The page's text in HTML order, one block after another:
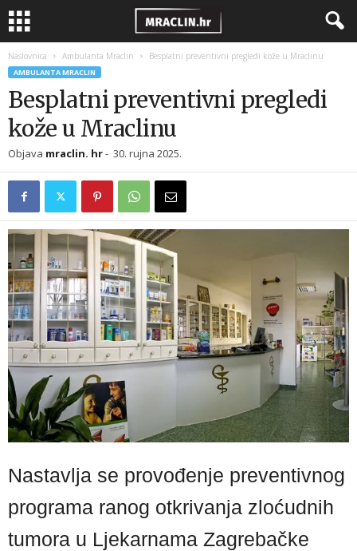
Naslovnica Ambulanta Mraclin Besplatni preventivni pregledi kože u Mraclinu
AMBULANTA MRACLIN
Besplatni preventivni pregledi
kože u Mraclinu
Objava mraclin. hr- 30. rujna 2025.
Nastavlja se provođenje preventivnog
programa ranog otkrivanja zloćudnih
tumora u Ljekarnama Zagrebačke